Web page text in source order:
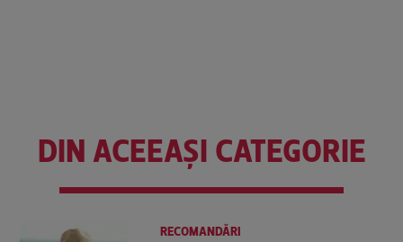
DIN ACEEAȘI CATEGORIE
RECOMANDĂRI